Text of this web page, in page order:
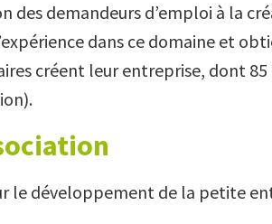
des demandeurs d’emploi à la
dans ce domaine et
créent leur entreprise, dont
le développement de la petite